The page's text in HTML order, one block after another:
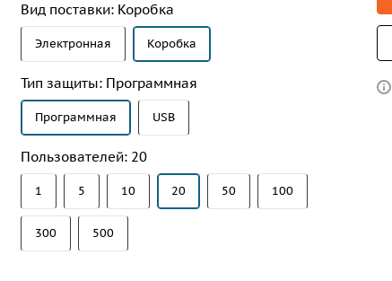
Вид поставки: Коробка
Электронная Коробка
Тип защиты: Программная
Программная USB
Пользователей: 20
1 5 10 20 50 100
300 500